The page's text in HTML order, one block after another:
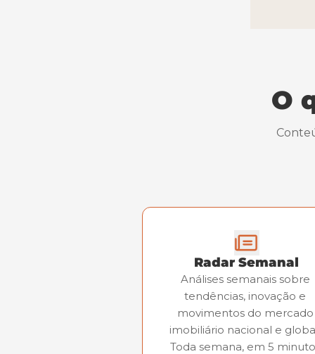
O
Radar Semanal
Análises semanais sobre
tendências, inovação e
movimentos do mercado
imobiliário nacional e
Toda semana, em 5